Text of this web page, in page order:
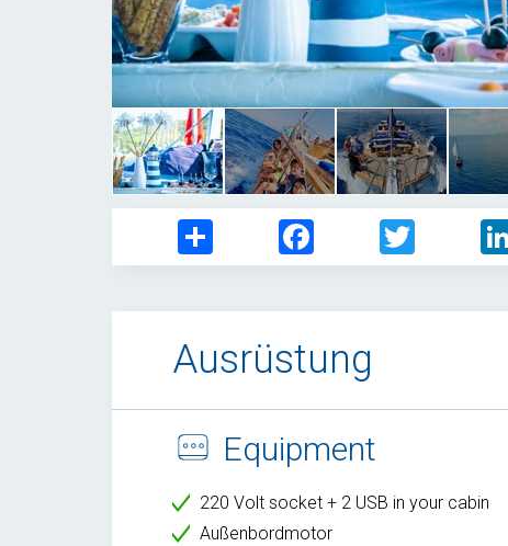
Facebook
Ausrüstung
Equipment
220 Volt socket + 2 USB in your cabin
Außenbordmotor